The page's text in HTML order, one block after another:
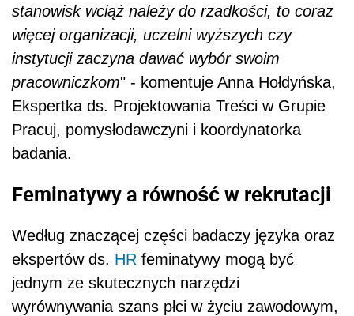
stanowisk wciąż należy do rzadkości, to coraz
więcej organizacji, uczelni wyższych czy
instytucji zaczyna dawać wybór swoim
pracowniczkom" - komentuje Anna Hołdyńska,
Ekspertka ds. Projektowania Treści w Grupie
Pracuj, pomysłodawczyni i koordynatorka
badania.
Feminatywy a równość w rekrutacji
Według znaczącej części badaczy języka oraz
ekspertów ds. HR feminatywy mogą być
jednym ze skutecznych narzędzi
wyrównywania szans płci w życiu zawodowym,